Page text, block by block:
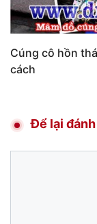
Cúng cô hồn
cách
Để lại